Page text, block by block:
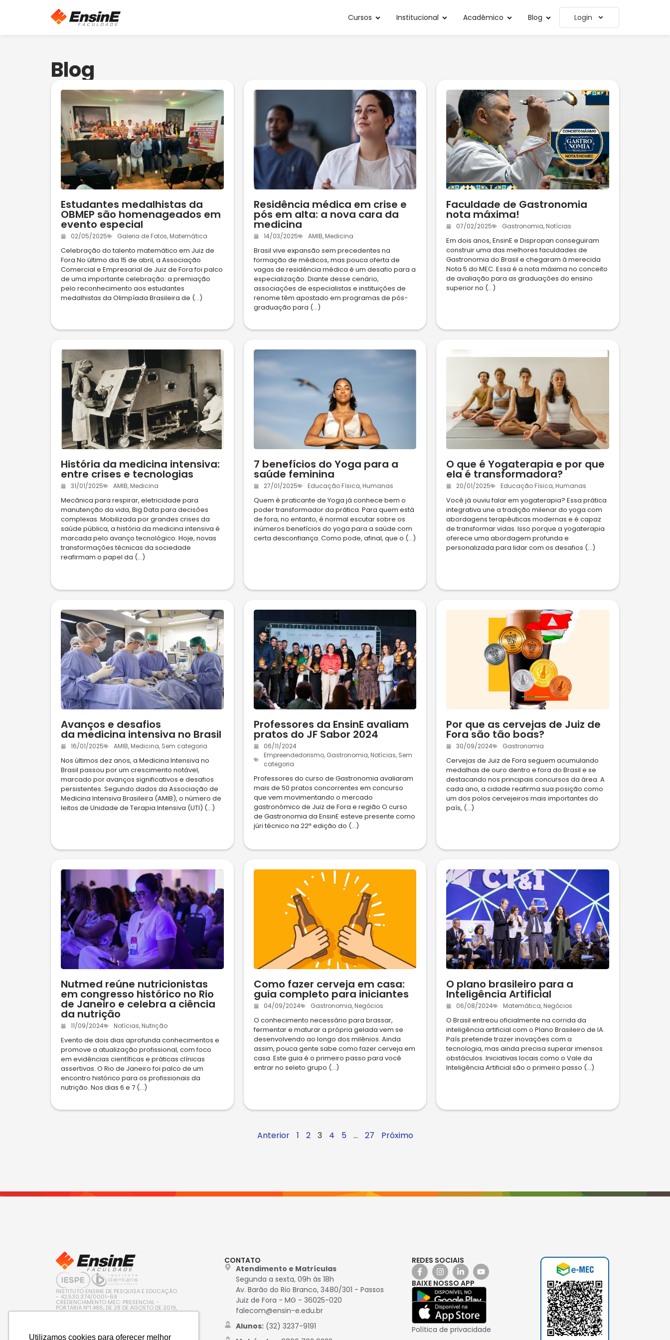
Utilizamos cookies para oferecer melhor
Cursos Institucional Acadêmico Blog Login
Blog
Estudantes medalhistas da
OBMEP são homenageados em
evento especial
02/05/2025 Galeria de Fotos, Matemática
Celebração do talento matemático em Juiz de
Fora No último dia 15 de abril, a Associação
Comercial e Empresarial de Juiz de Fora foi palco
de uma importante celebração: a premiação
pelo reconhecimento aos estudantes
medalhistas da Olimpíada Brasileira de (...)
Residência médica em crise e
pós em alta: a nova cara da
medicina
14/03/2025 AMIB, Medicina
Brasil vive expansão sem precedentes na
formação de médicos, mas pouca oferta de
vagas de residência médica é um desafio para a
especialização. Diante desse cenário,
associações de especialistas e instituições de
renome têm apostado em programas de pós-
graduação para (...)
Faculdade de Gastronomia
nota máxima!
07/02/2025 Gastronomia, Notícias
Em dois anos, EnsinE e Dispropan conseguiram
construir uma das melhores faculdades de
Gastronomia do Brasil e chegaram à merecida
Nota 5 do MEC. Essa é a nota máxima no conceito
de avaliação para as graduações do ensino
superior no (...)
História da medicina intensiva:
entre crises e tecnologias
31/01/2025 AMIB, Medicina
Mecânica para respirar, eletricidade para
manutenção da vida, Big Data para decisões
complexas. Mobilizada por grandes crises da
saúde pública, a história da medicina intensiva é
marcada pelo avanço tecnológico. Hoje, novas
transformações técnicas da sociedade
reafirmam o papel da (...)
7 benefícios do Yoga para a
saúde feminina
27/01/2025 Educação Física, Humanas
Quem é praticante de Yoga já conhece bem o
poder transformador da prática. Para quem está
de fora, no entanto, é normal escutar sobre os
inúmeros benefícios do yoga para a saúde com
certa desconfiança. Como pode, afinal, que o (...)
O que é Yogaterapia e por que
ela é transformadora?
20/01/2025 Educação Física, Humanas
Você já ouviu falar em yogaterapia? Essa prática
integrativa une a tradição milenar do yoga com
abordagens terapêuticas modernas e é capaz
de transformar vidas. Isso porque a yogaterapia
oferece uma abordagem profunda e
personalizada para lidar com os desafios (...)
Avanços e desafios
da medicina intensiva no Brasil
16/01/2025 AMIB, Medicina, Sem categoria
Nos últimos dez anos, a Medicina Intensiva no
Brasil passou por um crescimento notável,
marcado por avanços significativos e desafios
persistentes. Segundo dados da Associação de
Medicina Intensiva Brasileira (AMIB), o número de
leitos de Unidade de Terapia Intensiva (UTI) (...)
Professores da EnsinE avaliam
pratos do JF Sabor 2024
06/11/2024
Empreendedorismo, Gastronomia, Notícias, Sem
categoria
Professores do curso de Gastronomia avaliaram
mais de 50 pratos concorrentes em concurso
que vem movimentando o mercado
gastronômico de Juiz de Fora e região O curso
de Gastronomia da EnsinE esteve presente como
júri técnico na 22ª edição do (...)
Por que as cervejas de Juiz de
Fora são tão boas?
30/09/2024 Gastronomia
Cervejas de Juiz de Fora seguem acumulando
medalhas de ouro dentro e fora do Brasil e se
destacando nos principais concursos da área. A
cada ano, a cidade reafirma sua posição como
um dos polos cervejeiros mais importantes do
país, (...)
Nutmed reúne nutricionistas
em congresso histórico no Rio
de Janeiro e celebra a ciência
da nutrição
11/09/2024 Notícias, Nutrição
Evento de dois dias aprofunda conhecimentos e
promove a atualização profissional, com foco
em evidências científicas e práticas clínicas
assertivas. O Rio de Janeiro foi palco de um
encontro histórico para os profissionais da
nutrição. Nos dias 6 e 7 (...)
Como fazer cerveja em casa:
guia completo para iniciantes
04/09/2024 Gastronomia, Negócios
O conhecimento necessário para brassar,
fermentar e maturar a própria gelada vem se
desenvolvendo ao longo dos milênios. Ainda
assim, pouca gente sabe como fazer cerveja em
casa. Este guia é o primeiro passo para você
entrar no seleto grupo (...)
O plano brasileiro para a
Inteligência Artificial
06/08/2024 Matemática, Negócios
O Brasil entreou oficialmente na corrida da
inteligência artificial com o Plano Brasileiro de IA.
País pretende trazer inovações com a
tecnologia, mas ainda precisa superar imensos
obstáculos. Iniciativas locais como o Vale da
Inteligência Artificial são o primeiro passo (...)
Anterior 1 2 3 4 5 … 27 Próximo
INSTITUTO ENSINE DE PESQUISA E EDUCAÇÃO
- 42.530.374/0001-69
CREDENCIAMENTO MEC: PRESENCIAL -
PORTARIA Nº1.486, DE 28 DE AGOSTO DE 2019,
PUBLICADA NO D.O.U. EM 29/08/2019 / EAD –
CONTATO
Atendimento e Matrículas
Segunda a sexta, 09h às 18h
Av. Barão do Rio Branco, 3480/301 - Passos
Juiz de Fora - MG - 36025-020
falecom@ensin-e.edu.br
Alunos:(32) 3237-9191
REDES SOCIAIS
BAIXE NOSSO APP
Política de privacidade